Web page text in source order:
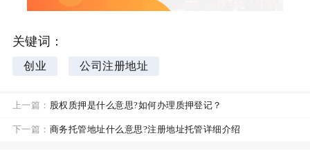
关键词：
创业 公司注册地址
上一篇： 股权质押是什么意思?如何办理质押登记？
下一篇： 商务托管地址什么意思?注册地址托管详细介绍